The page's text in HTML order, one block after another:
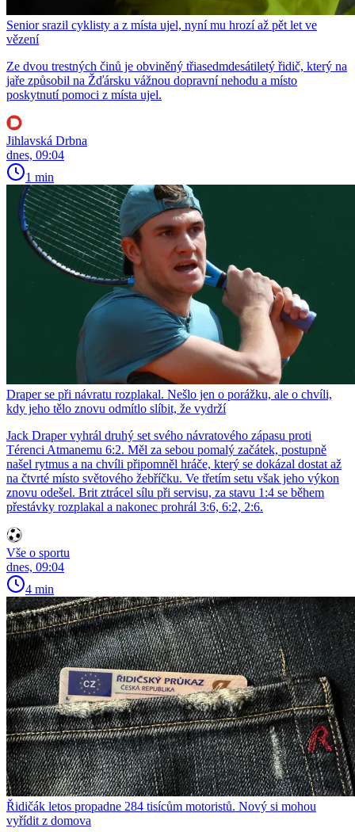
Senior srazil cyklisty a z místa ujel, nyní mu hrozí až pět let ve
vězení
Ze dvou trestných činů je obviněný třiasedmdesátiletý řidič, který na
jaře způsobil na Žďársku vážnou dopravní nehodu a místo
poskytnutí pomoci z místa ujel.
Jihlavská Drbna
dnes, 09:04
1 min
Draper se při návratu rozplakal. Nešlo jen o porážku, ale o chvíli,
kdy jeho tělo znovu odmítlo slíbit, že vydrží
Jack Draper vyhrál druhý set svého návratového zápasu proti
Térenci Atmanemu 6:2. Měl za sebou pomalý začátek, postupně
našel rytmus a na chvíli připomněl hráče, který se dokázal dostat až
na čtvrté místo světového žebříčku. Ve třetím setu však jeho výkon
znovu odešel. Brit ztrácel sílu při servisu, za stavu 1:4 se během
přestávky rozplakal a nakonec prohrál 3:6, 6:2, 2:6.
Vše o sportu
dnes, 09:04
4 min
Řidičák letos propadne 284 tisícům motoristů. Nový si mohou
vyřídit z domova